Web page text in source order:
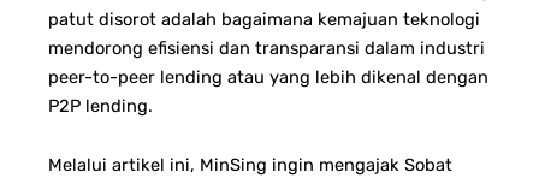
patut disorot adalah bagaimana kemajuan teknologi
mendorong efisiensi dan transparansi dalam industri
peer-to-peer lending atau yang lebih dikenal dengan
P2P lending.
Melalui artikel ini, MinSing ingin mengajak Sobat